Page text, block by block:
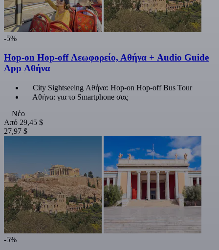
-5%
Hop-on Hop-off Λεωφορείο, Αθήνα + Audio Guide
App Αθήνα
City Sightseeing Αθήνα: Hop-on Hop-off Bus Tour
Αθήνα: για το Smartphone σας
Νέο
Από 29,45 $
27,97 $
-5%